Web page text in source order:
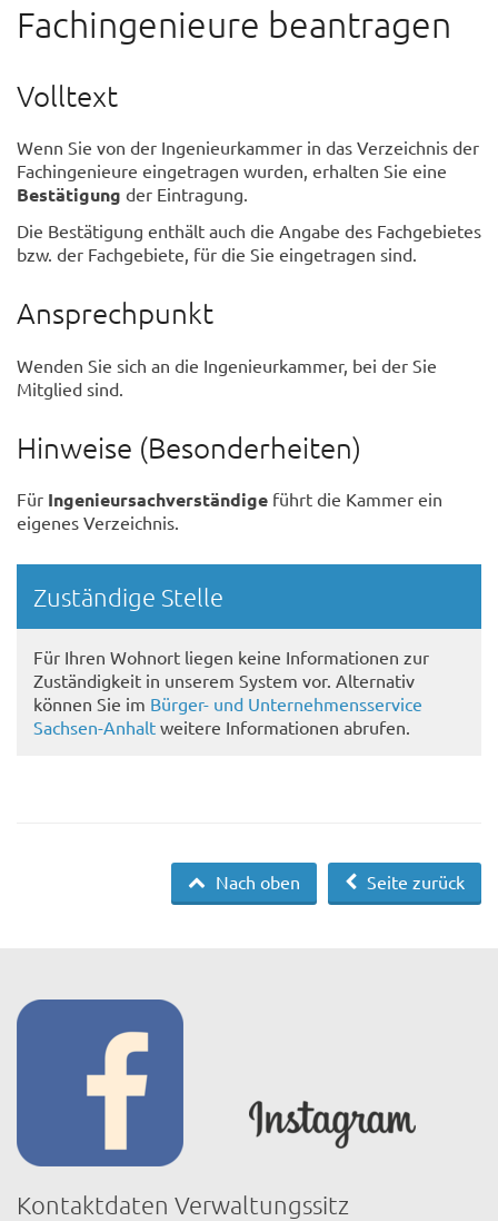
Fachingenieure beantragen
Volltext
Wenn Sie von der Ingenieurkammer in das Verzeichnis der
Fachingenieure eingetragen wurden, erhalten Sie eine
Bestätigung der Eintragung.
Die Bestätigung enthält auch die Angabe des Fachgebietes
bzw. der Fachgebiete, für die Sie eingetragen sind.
Ansprechpunkt
Wenden Sie sich an die Ingenieurkammer, bei der Sie
Mitglied sind.
Hinweise (Besonderheiten)
Für Ingenieursachverständige führt die Kammer ein
eigenes Verzeichnis.
Randspalte
Zuständige Stelle
Für Ihren Wohnort liegen keine Informationen zur
Zuständigkeit in unserem System vor. Alternativ
können Sie im Bürger- und Unternehmensservice
Sachsen-Anhalt weitere Informationen abrufen.
Seite zurück
Nach oben
Kontaktdaten Verwaltungssitz